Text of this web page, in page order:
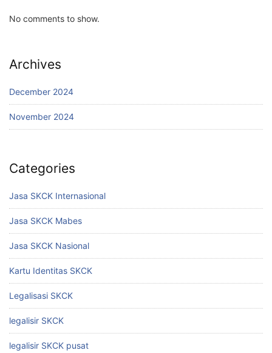
No comments to show.
Archives
December 2024
November 2024
Categories
Jasa SKCK Internasional
Jasa SKCK Mabes
Jasa SKCK Nasional
Kartu Identitas SKCK
Legalisasi SKCK
legalisir SKCK
legalisir SKCK pusat